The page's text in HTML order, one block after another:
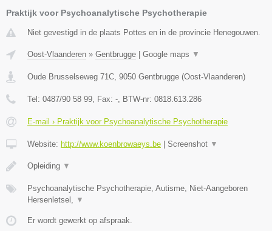
Praktijk voor Psychoanalytische Psychotherapie
Niet gevestigd in de plaats Pottes en in de provincie Henegouwen.
Oost-Vlaanderen » Gentbrugge Google maps ▼
Oude Brusselseweg 71C, 9050 Gentbrugge (Oost-Vlaanderen)
Tel: 0487/90 58 99, Fax: -, BTW-nr: 0818.613.286
E-mail › Praktijk voor Psychoanalytische Psychotherapie
Website: http://www.koenbrowaeys.be Screenshot ▼
Opleiding ▼
Psychoanalytische Psychotherapie, Autisme, Niet-Aangeboren
Hersenletsel, ▼
Er wordt gewerkt op afspraak.